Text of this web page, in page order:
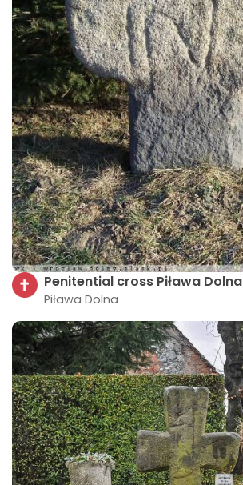
Penitential cross Piława Dolna
Piława Dolna